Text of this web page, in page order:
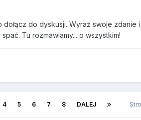
dołącz do dyskusji. Wyraź swoje
Tu rozmawiamy... o wszystkim!
4 5 6 7 8 DALEJ